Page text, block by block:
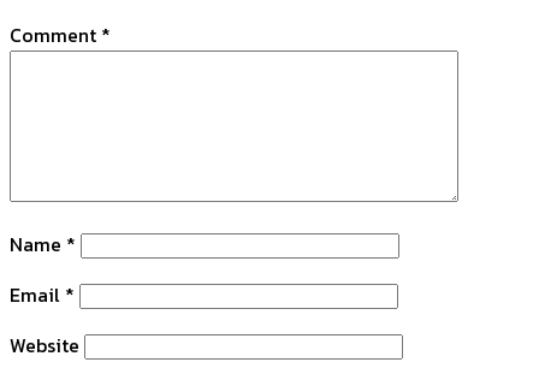
Comment *
Name *
Email *
Website